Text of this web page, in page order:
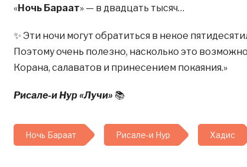
«Ночь Бараат» — в двадцать тысяч…
✨ Эти ночи могут обратиться в некое
Поэтому очень полезно, насколько это
Корана, салаватов и принесением покаяния.»
Рисале-и Нур «Лучи» 📚
Ночь Бараат Рисале-и Нур Хадис